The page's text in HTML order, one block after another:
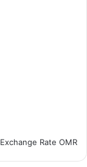
Exchange Rate OMR